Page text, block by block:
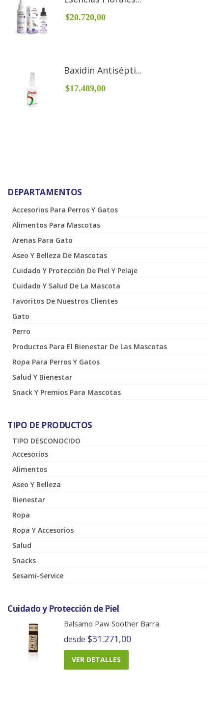
$20.720,00
Baxidin Antisépti...
$17.489,00
DEPARTAMENTOS
Accesorios Para Perros Y Gatos
Alimentos Para Mascotas
Arenas Para Gato
Aseo Y Belleza De Mascotas
Cuidado Y Protección De Piel Y Pelaje
Cuidado Y Salud De La Mascota
Favoritos De Nuestros Clientes
Gato
Perro
Productos Para El Bienestar De Las Mascotas
Ropa Para Perros Y Gatos
Salud Y Bienestar
Snack Y Premios Para Mascotas
TIPO DE PRODUCTOS
TIPO DESCONOCIDO
Accesorios
Alimentos
Aseo Y Belleza
Bienestar
Ropa
Ropa Y Accesorios
Salud
Snacks
Sesami-Service
Cuidado y Protección de Piel
Balsamo Paw Soother Barra
desde $31.271,00
VER DETALLES